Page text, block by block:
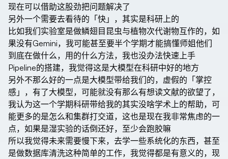
现在可以借助这股劲把问题解决了
另外一个需要去看待的「快」，其实是科研上的
比如我们实验室是做鳞翅目昆虫与植物次代谢物互作的，如
果没有Gemini，我可能甚至要半个学期才能搞懂师姐他们
到底在做什么，用的什么方法，我也没办法快速上手
Pipeline的搭建，我觉得这是大模型在科研中好的地方
另外不那么好的一点是大模型带给我们的，虚假的「掌控
感」，有了大模型，可能就没有那么有想读文献的欲望了，
我认为这一个学期科研带给我的其实没啥学术上的帮助，可
能更多的是怎么和集群打交道，这也是现在我非常焦虑的一
点，如果是湿实验的话倒还好，至少会跑胶嘛
所以我觉得未来需要慢下来，去学一些系统化的东西，甚至
是做数据库清洗这种简单的工作，我觉得都是有意义的，现